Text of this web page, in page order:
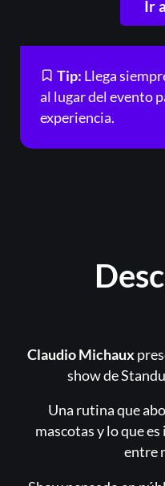
Ir
Tip: Llega
al lugar del evento
experiencia.
Claudio Michaux
show de
Una rutina que
mascotas y lo que
entre